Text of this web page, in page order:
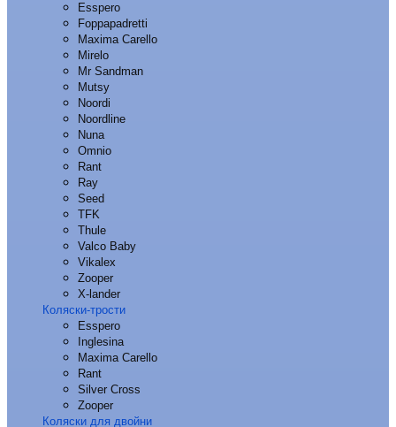
Esspero
Foppapadretti
Maxima Carello
Mirelo
Mr Sandman
Mutsy
Noordi
Noordline
Nuna
Omnio
Rant
Ray
Seed
TFK
Thule
Valco Baby
Vikalex
Zooper
X-lander
Коляски-трости
Esspero
Inglesina
Maxima Carello
Rant
Silver Cross
Zooper
Коляски для двойни